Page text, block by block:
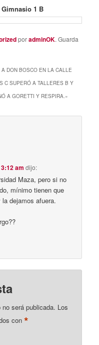
1 B
poradminOK. Guarda
DON BOSCO EN LA CALLE
C SUPERÓ A TALLERES B Y
A GORETTI Y RESPIRA. »
am dijo:
Maza, pero si no
mínimo tienen que
dejamos afuera.
será publicada. Los
con*